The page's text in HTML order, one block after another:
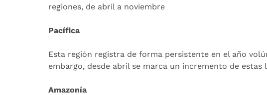
regiones, de abril a noviembre
Pacífica
Esta región registra de forma persistente en el año
embargo, desde abril se marca un incremento de
Amazonía